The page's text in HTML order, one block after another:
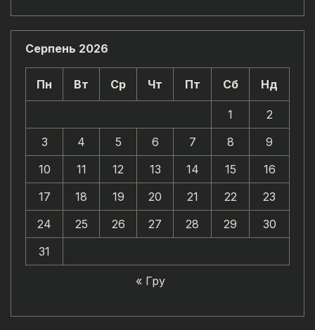
Серпень 2026
Пн Вт Ср Чт Пт Сб Нд
1
2
3
4 5 6 7 8
9
10
11 12 13 14 15
16
17
18 19 20 21 22
23
24
25 26 27 28 29
30
31
« Гру